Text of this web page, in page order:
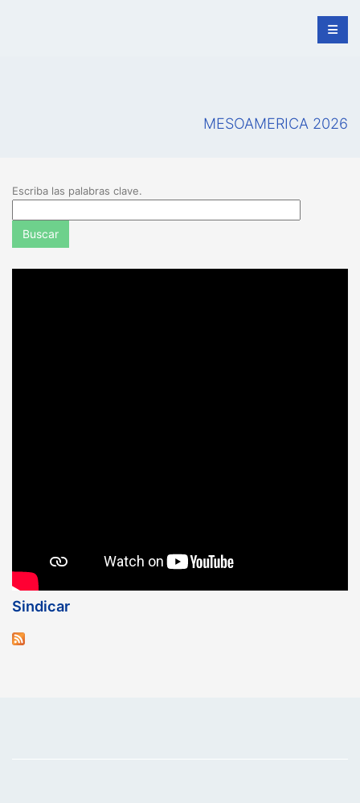
MESOAMERICA 2026
Escriba las palabras clave.
Sindicar